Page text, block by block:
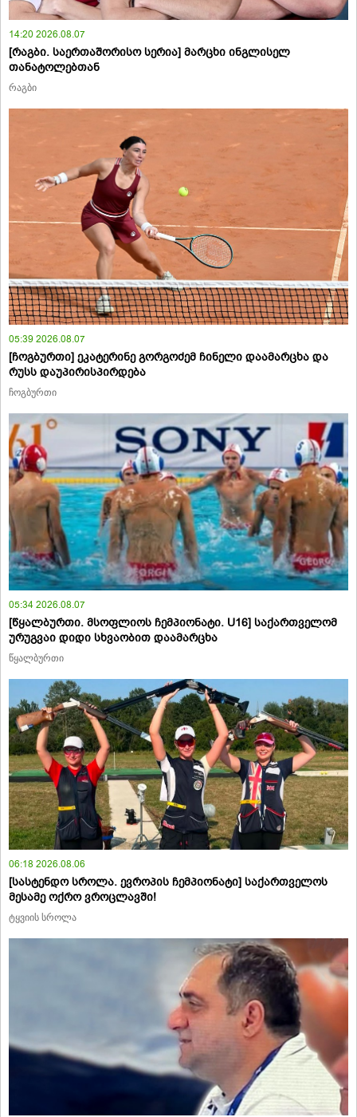
14:20 2026.08.07
[რაგბი. საერთაშორისო სერია] მარცხი ინგლისელ
თანატოლებთან
რაგბი
05:39 2026.08.07
[ჩოგბურთი] ეკატერინე გორგოძემ ჩინელი დაამარცხა და
რუსს დაუპირისპირდება
ჩოგბურთი
05:34 2026.08.07
[წყალბურთი. მსოფლიოს ჩემპიონატი. U16] საქართველომ
ურუგვაი დიდი სხვაობით დაამარცხა
წყალბურთი
06:18 2026.08.06
[სასტენდო სროლა. ევროპის ჩემპიონატი] საქართველოს
მესამე ოქრო ვროცლავში!
ტყვიის სროლა